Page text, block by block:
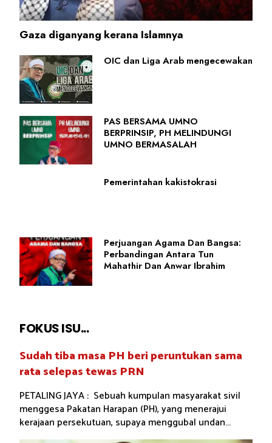
Gaza diganyang kerana Islamnya
OIC dan Liga Arab mengecewakan
PAS BERSAMA UMNO
BERPRINSIP, PH MELINDUNGI
UMNO BERMASALAH
Pemerintahan kakistokrasi
Perjuangan Agama Dan Bangsa:
Perbandingan Antara Tun
Mahathir Dan Anwar Ibrahim
FOKUS ISU...
Sudah tiba masa PH beri peruntukan sama
rata selepas tewas PRN
PETALING JAYA : Sebuah kumpulan masyarakat sivil
menggesa Pakatan Harapan (PH), yang menerajui
kerajaan persekutuan, supaya menggubal undan...